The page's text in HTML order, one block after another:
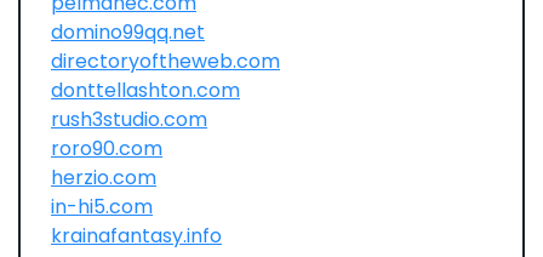
domino99qq.net
directoryoftheweb.com
donttellashton.com
rush3studio.com
roro90.com
herzio.com
in-hi5.com
krainafantasy.info